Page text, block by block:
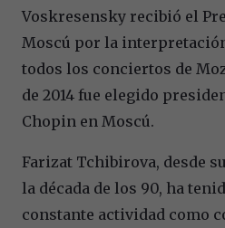
Voskresensky recibió el
Moscú por la
todos los conciertos de
de 2014 fue elegido
Chopin en Moscú.
Farizat Tchibirova, desde
la década de los 90, ha
constante actividad como